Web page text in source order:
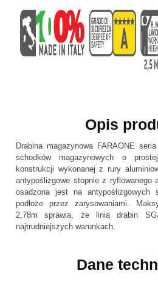
Opis
Drabina magazynowa FARAONE
schodków magazynowych o
konstrukcji wykonanej z rury
antypoślizgowe stopnie z ryflowanego
osadzona jest na antypośłizgowych
podłoże przez zarysowaniami.
2,78m sprawia, że linia drabin
najtrudniejszych warunkach.
Dane